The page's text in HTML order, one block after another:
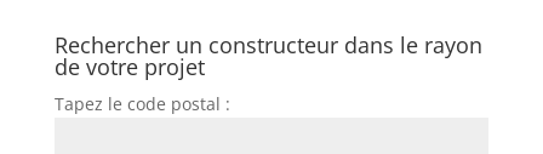
Rechercher un constructeur dans le rayon
de votre projet
Tapez le code postal :